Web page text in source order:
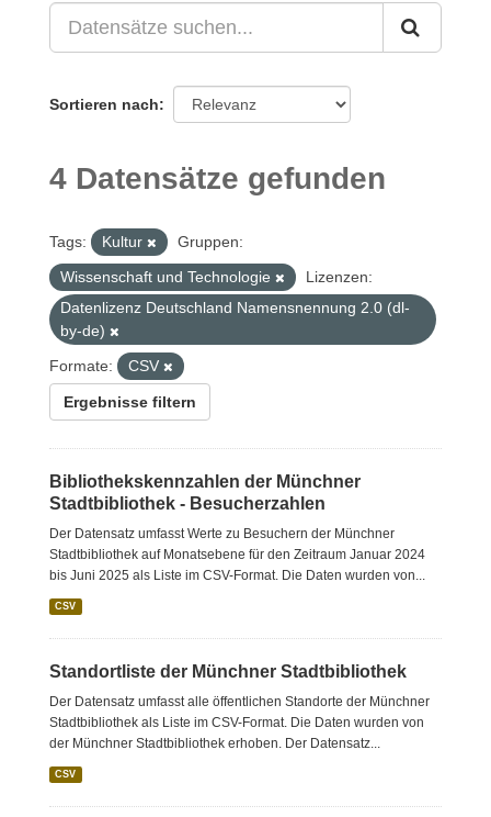
Sortieren nach
4 Datensätze gefunden
Tags: Kultur
Gruppen:
Wissenschaft und Technologie
Lizenzen:
Datenlizenz Deutschland Namensnennung 2.0 (dl-
by-de)
Formate:
CSV
Ergebnisse filtern
Bibliothekskennzahlen der Münchner
Stadtbibliothek - Besucherzahlen
Der Datensatz umfasst Werte zu Besuchern der Münchner
Stadtbibliothek auf Monatsebene für den Zeitraum Januar 2024
bis Juni 2025 als Liste im CSV-Format. Die Daten wurden von...
CSV
Standortliste der Münchner Stadtbibliothek
Der Datensatz umfasst alle öffentlichen Standorte der Münchner
Stadtbibliothek als Liste im CSV-Format. Die Daten wurden von
der Münchner Stadtbibliothek erhoben. Der Datensatz...
CSV